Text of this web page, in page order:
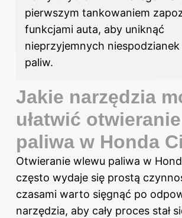
pierwszym tankowaniem
funkcjami auta, aby uniknąć
nieprzyjemnych
paliw.
Jakie narzędzia
ułatwić
paliwa w Honda
Otwieranie wlewu paliwa w
często wydaje się prostą
czasami warto sięgnąć po
narzędzia, aby cały proces stał